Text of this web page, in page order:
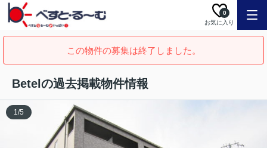
お気に入り
0
この物件の募集は終了しました。
Betelの過去掲載物件情報
1/5